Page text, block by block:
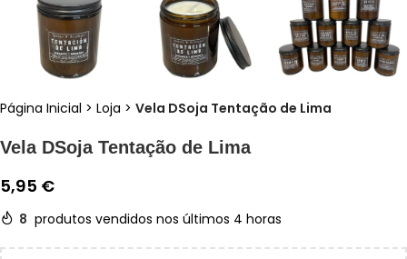
Página Inicial > Loja > Vela DSoja Tentação de Lima
Vela DSoja Tentação de Lima
5,95 €
8 produtos vendidos nos últimos 4 horas